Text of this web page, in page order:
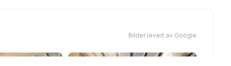
Bilder levert av Google